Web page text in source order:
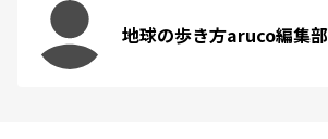
地球の歩き方aruco編集部